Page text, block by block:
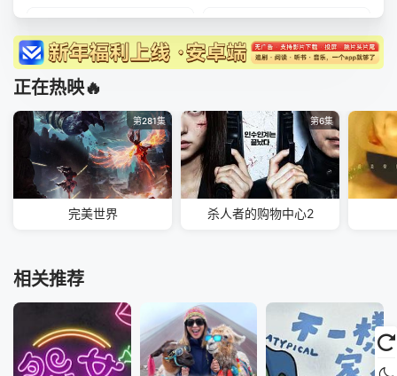
20240505 20240512
20240519 20240526
20240616 20240623
20240630 20240707
正在热映🔥
第281集
完美世界
第6集
杀人者的购物中心2
相关推荐